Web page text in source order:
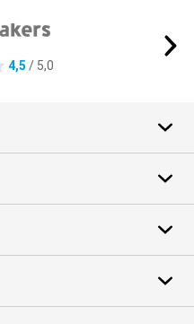
4,5 / 5,0